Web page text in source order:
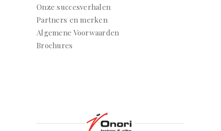
Onze succesverhalen
Partners en merken
Algemene Voorwaarden
Brochures